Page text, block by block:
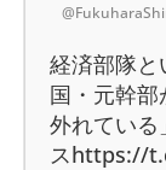
経済部隊と
国・元幹
外れている
スhttps://